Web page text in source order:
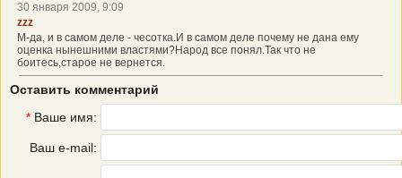
30 января 2009, 9:09
zzz
М-да, и в самом деле - чесотка.И в самом деле почему не дана ему
оценка нынешними властями?Народ все понял.Так что не
боитесь,старое не вернется.
Оставить комментарий
* Ваше имя:
Ваш e-mail: